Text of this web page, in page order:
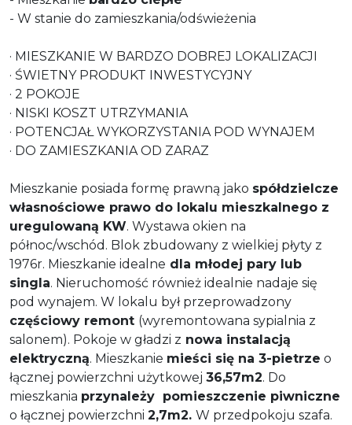
- W stanie do zamieszkania/odświeżenia
· MIESZKANIE W BARDZO DOBREJ LOKALIZACJI
· ŚWIETNY PRODUKT INWESTYCYJNY
· 2 POKOJE
· NISKI KOSZT UTRZYMANIA
· POTENCJAŁ WYKORZYSTANIA POD WYNAJEM
· DO ZAMIESZKANIA OD ZARAZ
Mieszkanie posiada formę prawną jako spółdzielcze
własnościowe prawo do lokalu mieszkalnego z
uregulowaną KW. Wystawa okien na
północ/wschód. Blok zbudowany z wielkiej płyty z
1976r. Mieszkanie idealne dla młodej pary lub
singla. Nieruchomość również idealnie nadaje się
pod wynajem. W lokalu był przeprowadzony
częściowy remont (wyremontowana sypialnia z
salonem). Pokoje w gładzi z nowa instalacją
elektryczną. Mieszkanie mieści się na 3-pietrze o
łącznej powierzchni użytkowej 36,57m2. Do
mieszkania przynależy pomieszczenie piwniczne
o łącznej powierzchni 2,7m2. W przedpokoju szafa.